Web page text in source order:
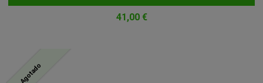
41,00 €
Agotado